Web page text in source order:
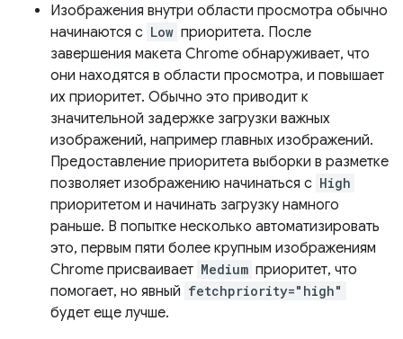
Изображения внутри области просмотра обычно
начинаются с Low приоритета. После
завершения макета Chrome обнаруживает, что
они находятся в области просмотра, и повышает
их приоритет. Обычно это приводит к
значительной задержке загрузки важных
изображений, например главных изображений.
Предоставление приоритета выборки в разметке
позволяет изображению начинаться с High
приоритетом и начинать загрузку намного
раньше. В попытке несколько автоматизировать
это, первым пяти более крупным изображениям
Chrome присваивает Medium приоритет, что
помогает, но явный fetchpriority="high"
будет еще лучше.